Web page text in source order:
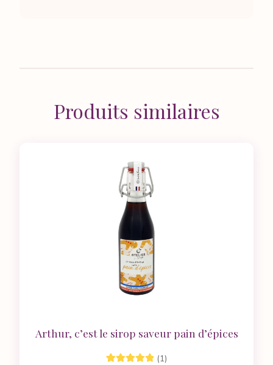
Produits similaires
Arthur, c’est le sirop saveur pain d’épices
(1)